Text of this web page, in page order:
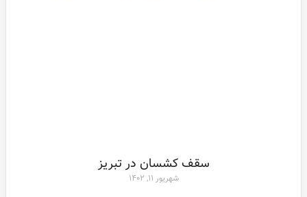
سقف کشسان در تبریز
شهریور ۱۱, ۱۴۰۲